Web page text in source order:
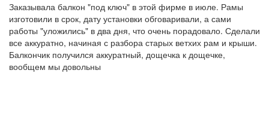
Заказывала балкон "под ключ" в этой фирме в июле. Рамы
изготовили в срок, дату установки обговаривали, а сами
работы "уложились" в два дня, что очень порадовало. Сделали
все аккуратно, начиная с разбора старых ветхих рам и крыши.
Балкончик получился аккуратный, дощечка к дощечке,
вообщем мы довольны